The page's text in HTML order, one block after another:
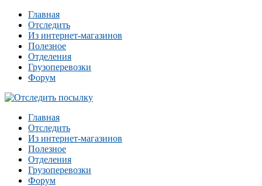
Главная
Отследить
Из интернет-магазинов
Полезное
Отделения
Грузоперевозки
Форум
Главная
Отследить
Из интернет-магазинов
Полезное
Отделения
Грузоперевозки
Форум